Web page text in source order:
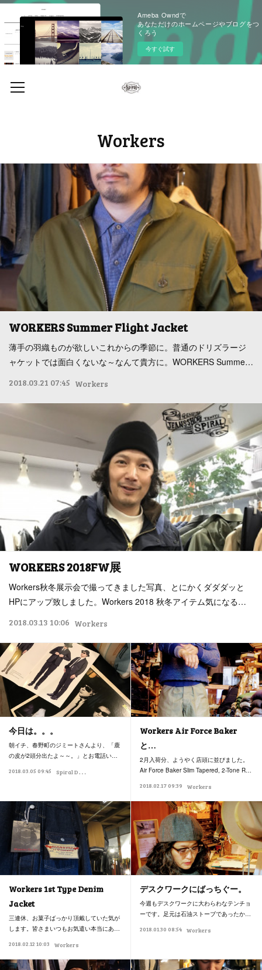
Ameba Owndで
あなただけのホームページやブログをつ
くろう
今すぐ試す
Workers
WORKERS Summer Flight Jacket
薄手の羽織ものが欲しいこれからの季節に。普通のドリズラージ
ャケットでは面白くないな～なんて貴方に。WORKERS Summe…
2018.03.21 07:45 Workers
WORKERS 2018FW展
Workers秋冬展示会で撮ってきました写真、とにかくダダダッと
HPにアップ致しました。Workers 2018 秋冬アイテム気になる…
2018.03.13 10:06 Workers
今日は。。。
朝イチ、春野町のジミートさんより、「鹿
の皮が2頭分出たよ～～。」とお電話い…
2018.03.05 09:45
S
piral Dance
Workers Air Force Baker
と…
2月入荷分、ようやく店頭に並びました。
Air Force Baker Slim Tapered, 2-Tone R…
2018.02.17 09:39
Workers
Workers 1st Type Denim
Jacket
三連休、お菓子ばっかり頂戴していた気が
します。皆さまいつもお気遣い本当にあ…
2018.02.12 10:03
Workers
デスクワークにばっちぐー。
今週もデスクワークに大わらわなテンチョ
ーです。足元は石油ストーブであったか…
2018.01.30 08:54 Workers